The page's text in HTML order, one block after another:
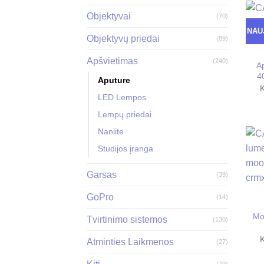
Objektyvai (70)
Objektyvų priedai (89)
Apšvietimas (240)
Aputure
LED Lempos
Lempų priedai
Nanlite
Studijos įranga
Garsas (39)
GoPro (14)
Tvirtinimo sistemos (130)
Atminties Laikmenos (27)